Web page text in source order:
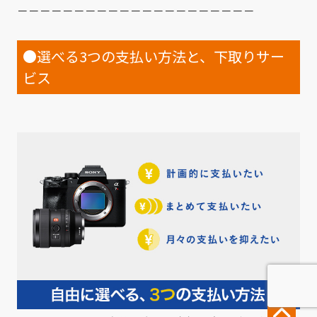
－－－－－－－－－－－－－－－－－－－－－
●選べる3つの支払い方法と、下取りサー
ビス